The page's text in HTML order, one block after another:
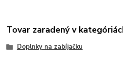
Tovar zaradený v
Doplnky na zabíjačku